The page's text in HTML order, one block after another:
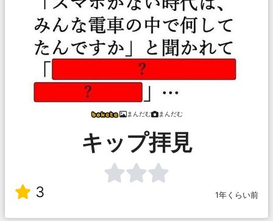
まんだむ まんだむ
キップ拝見
3 1年くらい前